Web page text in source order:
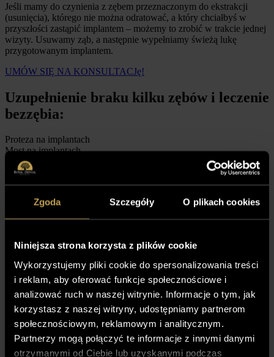
Zgoda Szczegóły O plikach cookies
Niniejsza strona korzysta z plików cookie
Wykorzystujemy pliki cookie do spersonalizowania treści
i reklam, aby oferować funkcje społecznościowe i
analizować ruch w naszej witrynie. Informacje o tym, jak
korzystasz z naszej witryny, udostępniamy partnerom
społecznościowym, reklamowym i analitycznym.
Partnerzy mogą połączyć te informacje z innymi danymi
otrzymanymi od Ciebie lub uzyskanymi podczas
Jeśli mamy do czynienia z zębem przeznaczonym do ekstrakcji
(usunięcia), którego nie można odratować, a który chciałbyś w
przyszłości zastąpić implantem – możemy to zrobić w trakcie jednej
wizyty. Usuwamy ząb, a następnie wypełniamy świeżą lukę
przygotowanym implantem.
UMÓW SIĘ NA KONSULTACJę!
Uzupełnienie braku kilku zębów i leczenie
bezzębia:
Proteza na implantach
Most na implantach
Proteza na implantach
Most na implantach
Nikt poza Tobą i lekarzami Royal Dental
Katowice nie musi wiedzieć, że nosisz
Odzyskaj komfort życia
UMÓW SIĘ NA KONSULTACJE!
Pełna implantacja w przypadku bezzębia